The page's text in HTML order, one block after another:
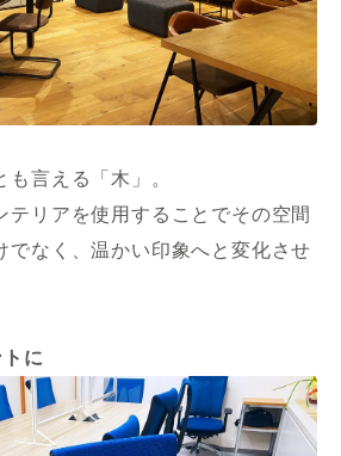
も言える「木」。
テリアを使用することでその空間
でなく、温かい印象へと変化させ
に